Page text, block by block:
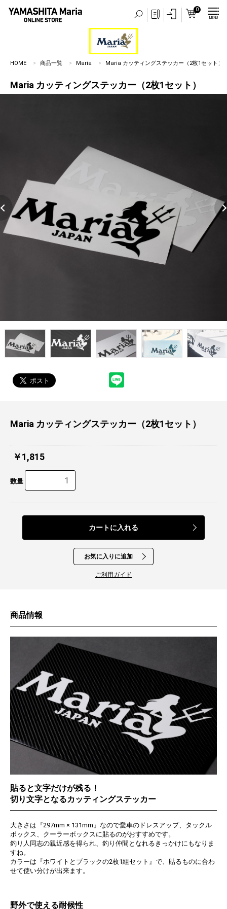
0
MENU
HOME 商品一覧 Maria Maria カッティングステッカー（2枚1セット）
Maria カッティングステッカー（2枚1セット）
Maria カッティングステッカー（2枚1セット）
￥1,815
数量
カートに入れる
お気に入りに追加
ご利用ガイド
商品情報
貼ると文字だけが残る！
切り文字となるカッティングステッカー
大きさは『297mm × 131mm』なので愛車のドレスアップ、タックル
ボックス、クーラーボックスに貼るのがおすすめです。
釣り人同志の親近感を得られ、釣り仲間となれるきっかけにもなりま
すね。
カラーは『ホワイトとブラックの2枚1組セット』で、貼るものに合わ
せて使い分けが出来ます。
野外で使える耐候性